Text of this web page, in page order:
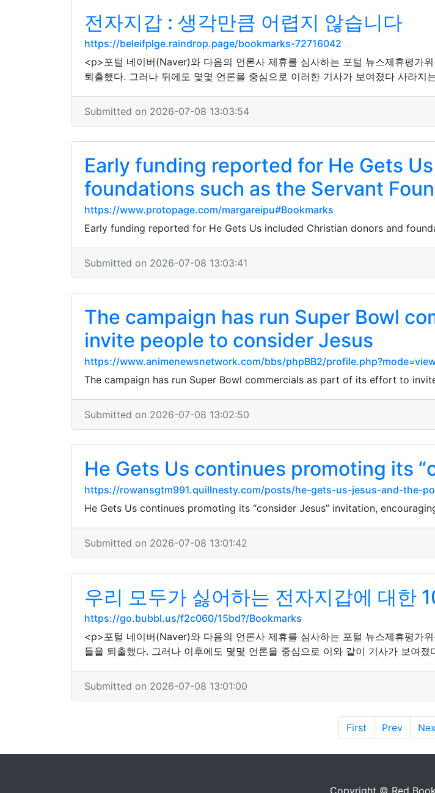
전자지갑 : 생각만큼 어렵지 않습니다
https://beleifplge.raindrop.page/bookmarks-72716042
<p>포털 네이버(Naver)와 다음의 언론사 제휴를 심사하는 포털 뉴스제휴평가
퇴출했다. 그러나 뒤에도 몇몇 언론을 중심으로 이러한 기사가 보여졌다 사라지
Submitted on 2026-07-08 13:03:54
Early funding reported for He Gets
foundations such as the Servant
https://www.protopage.com/margareipu#Bookmarks
Early funding reported for He Gets Us included Christian donors and
Submitted on 2026-07-08 13:03:41
The campaign has run Super Bowl
invite people to consider Jesus
https://www.animenewsnetwork.com/bbs/phpBB2/
The campaign has run Super Bowl commercials as part of its effort to
Submitted on 2026-07-08 13:02:50
He Gets Us continues promoting its
https://rowansgtm991.quillnesty.com/posts/he-gets-us-jesus-and-the-
He Gets Us continues promoting its “consider Jesus” invitation,
Submitted on 2026-07-08 13:01:42
우리 모두가 싫어하는 전자지갑에 대한
https://go.bubbl.us/f2c060/15bd?/Bookmarks
<p>포털 네이버(Naver)와 다음의 언론사 제휴를 심사하는 포털 뉴스제휴평가
들을 퇴출했다. 그러나 이후에도 몇몇 언론을 중심으로 이와 같이 기사가 보여
Submitted on 2026-07-08 13:01:00
First Prev
Copyright © Red